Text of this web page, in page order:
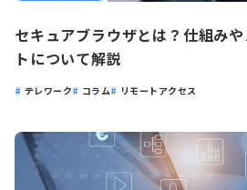
セキュアブラウザとは？仕組み
トについて解説
テレワーク コラム
リモートアクセス